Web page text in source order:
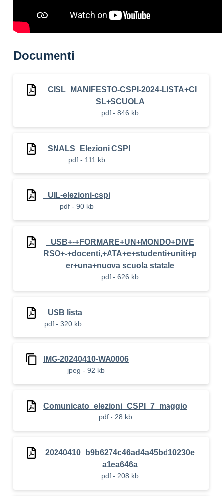
Documenti
_CISL_MANIFESTO-CSPI-2024-LISTA+CI
SL+SCUOLA
pdf - 846 kb
_SNALS_Elezioni CSPI
pdf - 111 kb
_UIL-elezioni-cspi
pdf - 90 kb
_USB+-+FORMARE+UN+MONDO+DIVE
RSO+-+docenti,+ATA+e+studenti+uniti+p
er+una+nuova scuola statale
pdf - 626 kb
_USB lista
pdf - 320 kb
IMG-20240410-WA0006
jpeg - 92 kb
Comunicato_elezioni_CSPI_7_maggio
pdf - 28 kb
20240410_b9b6274c46ad4a45bd10230e
a1ea646a
pdf - 208 kb